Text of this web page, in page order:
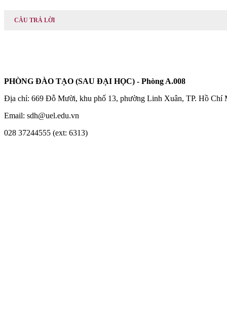
CÂU TRẢ LỜI
PHÒNG ĐÀO TẠO (SAU ĐẠI HỌC) - Phòng A.008
Địa chỉ: 669 Đỗ Mười, khu phố 13, phường Linh Xuân, TP. Hồ Chí
Email: sdh@uel.edu.vn
028 37244555 (ext: 6313)